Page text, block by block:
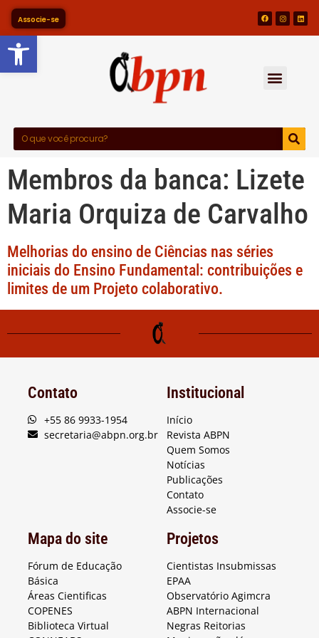
Barra de Ferramentas
Associe-se
Membros da banca: Lizete
Maria Orquiza de Carvalho
Melhorias do ensino de Ciências nas séries
iniciais do Ensino Fundamental: contribuições e
limites de um Projeto colaborativo.
Contato
+55 86 9933-1954
secretaria@abpn.org.br
Institucional
Início
Revista ABPN
Quem Somos
Notícias
Publicações
Contato
Associe-se
Mapa do site
Fórum de Educação
Básica
Áreas Cientificas
COPENES
Biblioteca Virtual
Projetos
Cientistas Insubmissas
EPAA
Observatório Agimcra
ABPN Internacional
Negras Reitorias